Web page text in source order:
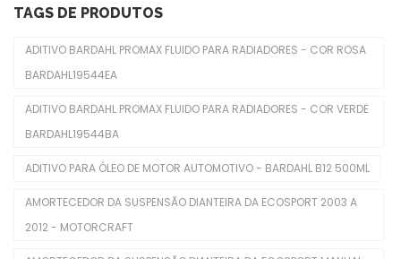
Limpadores De Para-Brisas
Molduras De Faróis
Freio
Cabo Do Freio De Mão
Pastilhas De Freios
TAGS DE PRODUTOS
ADITIVO BARDAHL PROMAX FLUIDO PARA RADIADORES - COR ROSA
BARDAHL19544EA
ADITIVO BARDAHL PROMAX FLUIDO PARA RADIADORES - COR VERDE
BARDAHL19544BA
ADITIVO PARA ÓLEO DE MOTOR AUTOMOTIVO - BARDAHL B12 500ML
AMORTECEDOR DA SUSPENSÃO DIANTEIRA DA ECOSPORT 2003 A
2012 - MOTORCRAFT